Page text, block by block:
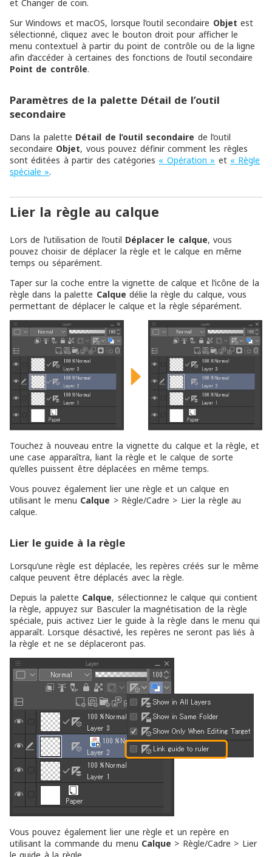
et Changer de coin.
Sur Windows et macOS, lorsque l’outil secondaire Objet est
sélectionné, cliquez avec le bouton droit pour afficher le
menu contextuel à partir du point de contrôle ou de la ligne
afin d’accéder à certaines des fonctions de l’outil secondaire
Point de contrôle.
Paramètres de la palette Détail de l’outil
secondaire
Dans la palette Détail de l’outil secondaire de l’outil
secondaire Objet, vous pouvez définir comment les règles
sont éditées à partir des catégories « Opération » et « Règle
spéciale ».
Lier la règle au calque
Lors de l’utilisation de l’outil Déplacer le calque, vous
pouvez choisir de déplacer la règle et le calque en même
temps ou séparément.
Taper sur la coche entre la vignette de calque et l’icône de la
règle dans la palette Calque délie la règle du calque, vous
permettant de déplacer le calque et la règle séparément.
Touchez à nouveau entre la vignette du calque et la règle, et
une case apparaîtra, liant la règle et le calque de sorte
qu’elles puissent être déplacées en même temps.
Vous pouvez également lier une règle et un calque en
utilisant le menu Calque > Règle/Cadre > Lier la règle au
calque.
Lier le guide à la règle
Lorsqu’une règle est déplacée, les repères créés sur le même
calque peuvent être déplacés avec la règle.
Depuis la palette Calque, sélectionnez le calque qui contient
la règle, appuyez sur Basculer la magnétisation de la règle
spéciale, puis activez Lier le guide à la règle dans le menu qui
apparaît. Lorsque désactivé, les repères ne seront pas liés à
la règle et ne se déplaceront pas.
Vous pouvez également lier une règle et un repère en
utilisant la commande du menu Calque > Règle/Cadre > Lier